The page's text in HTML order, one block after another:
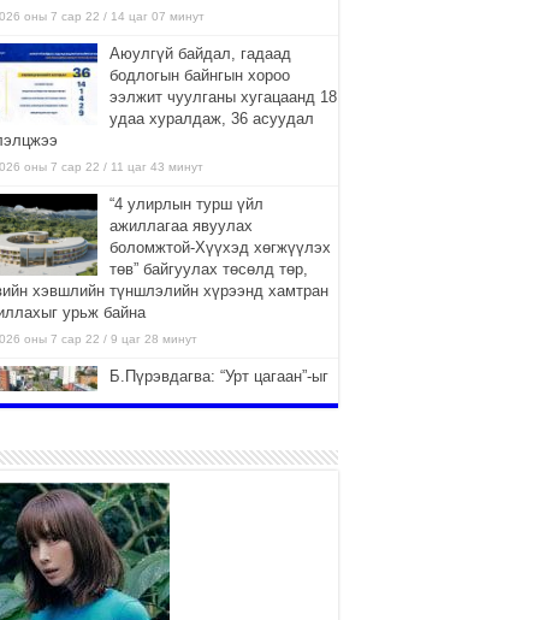
оны 7 сар 22 / 14 цаг 07 минут
Аюулгүй байдал, гадаад
бодлогын байнгын хороо
ээлжит чуулганы хугацаанд 18
удаа хуралдаж, 36 асуудал
оны 7 сар 22 / 11 цаг 43 минут
“4 улирлын турш үйл
ажиллагаа явуулах
боломжтой-Хүүхэд хөгжүүлэх
төв” байгуулах төсөлд төр,
хэвшлийн түншлэлийн хүрээнд хамтран
урьж байна
оны 7 сар 22 / 9 цаг 28 минут
Б.Пүрэвдагва: “Урт цагаан”-ыг
оны 7 сар 21 / 16 цаг 47 минут
Тусгай замын автобус /BRT/
төслийн удирдах хорооны
ээлжит хуралдаан боллоо
2026 оны 7 сар 21 / 16 цаг 43 минут
Ерөнхий сайд Н.Учрал БНХАУ-